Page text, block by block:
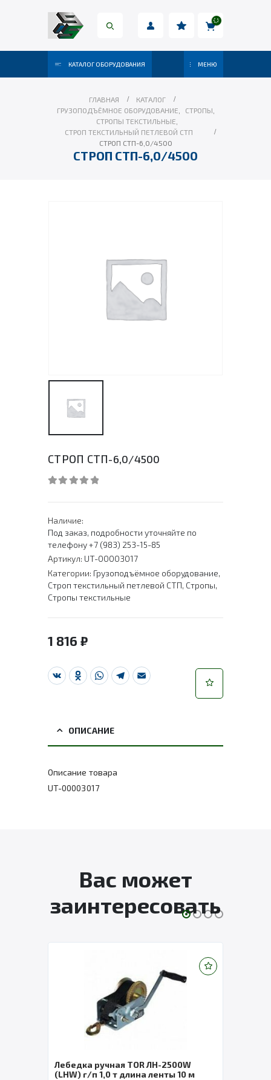
КАТАЛОГ ОБОРУДОВАНИЯ МЕНЮ
ГЛАВНАЯ
КАТАЛОГ
ГРУЗОПОДЪЁМНОЕ ОБОРУДОВАНИЕ
СТРОПЫ
СТРОПЫ ТЕКСТИЛЬНЫЕ
СТРОП ТЕКСТИЛЬНЫЙ ПЕТЛЕВОЙ СТП
СТРОП СТП-6,0/4500
СТРОП СТП-6,0/4500
СТРОП СТП-6,0/4500
Наличие:
Под заказ, подробности уточняйте по
телефону +7 (983) 253-15-85
Артикул: UT-00003017
Категории: Грузоподъёмное оборудование,
Строп текстильный петлевой СТП, Стропы,
Стропы текстильные
1 816 ₽
VK Odnoklassniki
WhatsApp
Telegram
Email
ОПИСАНИЕ
Описание товара
UT-00003017
Вас может
заинтересовать
Лебедка ручная TOR ЛН-2500W
(LHW) г/п 1,0 т длина ленты 10 м